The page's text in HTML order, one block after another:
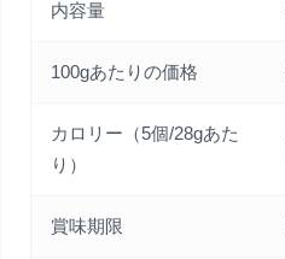
内容量
100gあたりの価格
カロリー（5個/28gあた
り）
賞味期限